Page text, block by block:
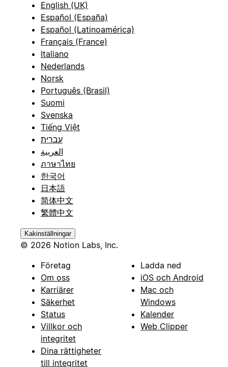
English (UK)
Español (España)
Español (Latinoamérica)
Français (France)
Italiano
Nederlands
Norsk
Português (Brasil)
Suomi
Svenska
Tiếng Việt
עברית
العربية
ภาษาไทย
한국어
日本語
简体中文
繁體中文
Kakinställningar
© 2026 Notion Labs, Inc.
Företag
Om oss
Karriärer
Säkerhet
Status
Villkor och
integritet
Dina rättigheter
till integritet
Ladda ned
iOS och Android
Mac och
Windows
Kalender
Web Clipper